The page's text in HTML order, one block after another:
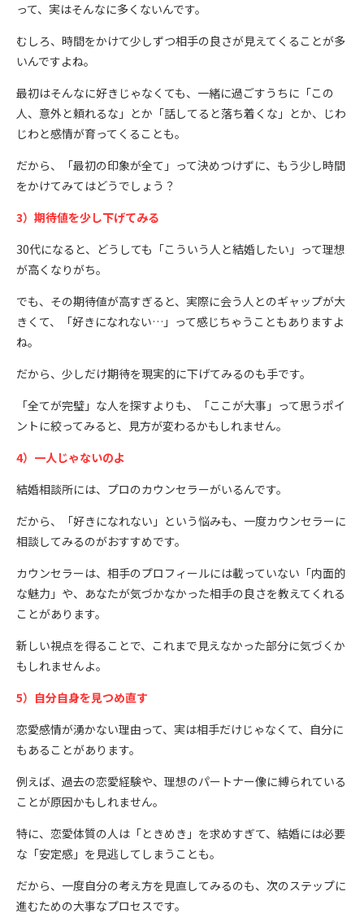
って、実はそんなに多くないんです。
むしろ、時間をかけて少しずつ相手の良さが見えてくることが多
いんですよね。
最初はそんなに好きじゃなくても、一緒に過ごすうちに「この
人、意外と頼れるな」とか「話してると落ち着くな」とか、じわ
じわと感情が育ってくることも。
だから、「最初の印象が全て」って決めつけずに、もう少し時間
をかけてみてはどうでしょう？
3）期待値を少し下げてみる
30代になると、どうしても「こういう人と結婚したい」って理想
が高くなりがち。
でも、その期待値が高すぎると、実際に会う人とのギャップが大
きくて、「好きになれない…」って感じちゃうこともありますよ
ね。
だから、少しだけ期待を現実的に下げてみるのも手です。
「全てが完璧」な人を探すよりも、「ここが大事」って思うポイ
ントに絞ってみると、見方が変わるかもしれません。
4）一人じゃないのよ
結婚相談所には、プロのカウンセラーがいるんです。
だから、「好きになれない」という悩みも、一度カウンセラーに
相談してみるのがおすすめです。
カウンセラーは、相手のプロフィールには載っていない「内面的
な魅力」や、あなたが気づかなかった相手の良さを教えてくれる
ことがあります。
新しい視点を得ることで、これまで見えなかった部分に気づくか
もしれませんよ。
5）自分自身を見つめ直す
恋愛感情が湧かない理由って、実は相手だけじゃなくて、自分に
もあることがあります。
例えば、過去の恋愛経験や、理想のパートナー像に縛られている
ことが原因かもしれません。
特に、恋愛体質の人は「ときめき」を求めすぎて、結婚には必要
な「安定感」を見逃してしまうことも。
だから、一度自分の考え方を見直してみるのも、次のステップに
進むための大事なプロセスです。